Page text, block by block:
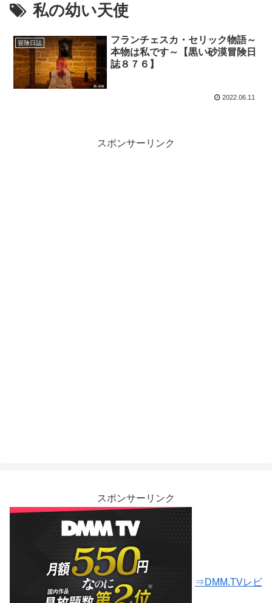
私の幼い天使
冒険日誌
フランチェスカ・セリック物語～
本物は私です～【黒い砂漠冒険日
誌８７６】
2022.06.11
スポンサーリンク
スポンサーリンク
⇒DMM.TVレビ